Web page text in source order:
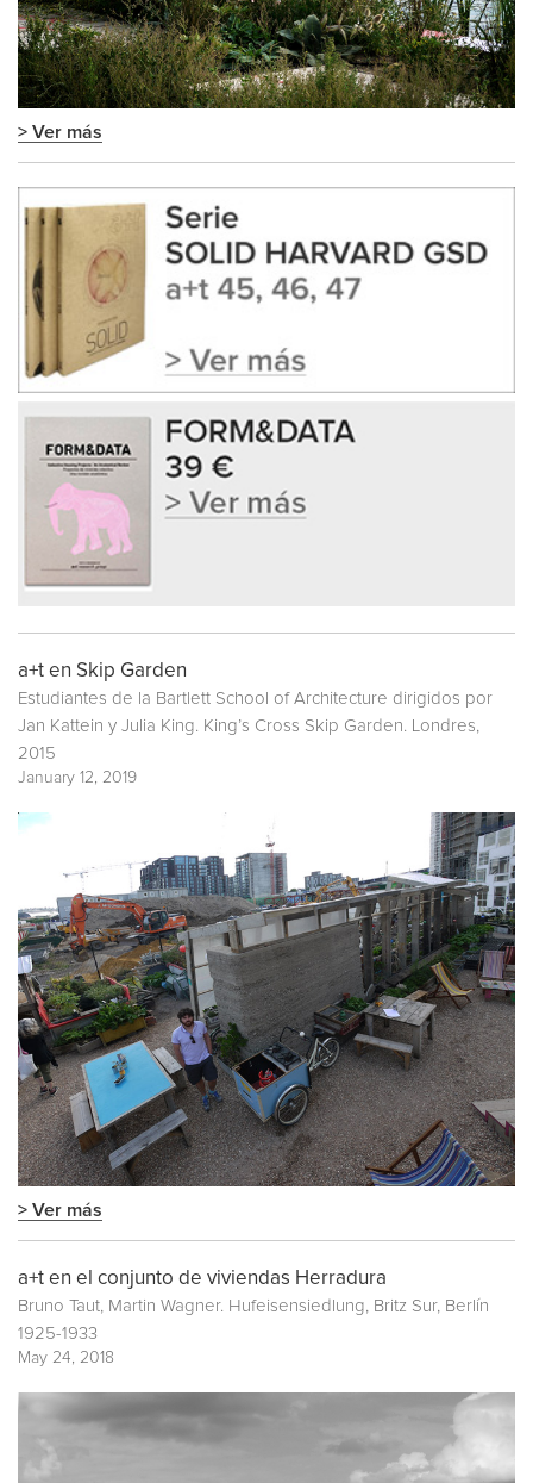
> Ver más
a+t en Skip Garden
Estudiantes de la Bartlett School of Architecture dirigidos por
Jan Kattein y Julia King. King’s Cross Skip Garden. Londres,
2015
January 12, 2019
> Ver más
a+t en el conjunto de viviendas Herradura
Bruno Taut, Martin Wagner. Hufeisensiedlung, Britz Sur, Berlín
1925-1933
May 24, 2018